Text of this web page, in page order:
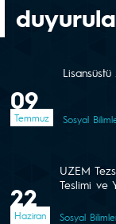
09
Temmuz Sosyal
22
Haziran
UZEM
Teslimi ve
Sosyal